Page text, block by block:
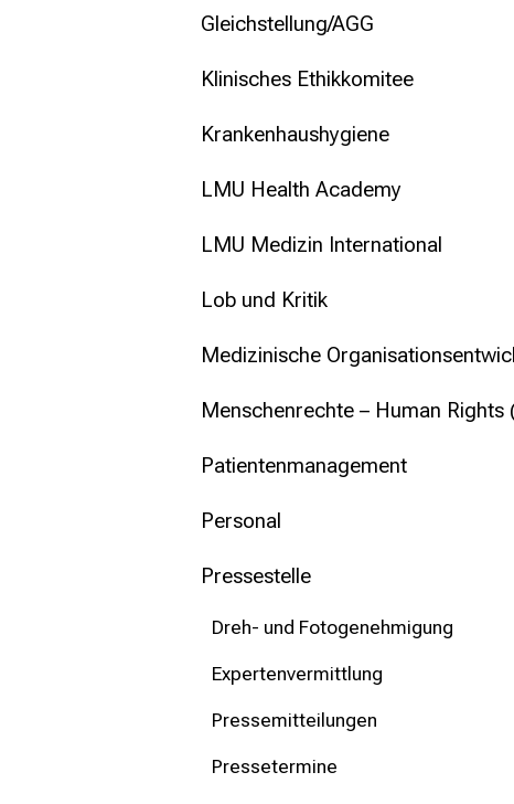
Gleichstellung/AGG
Klinisches Ethikkomitee
Krankenhaushygiene
LMU Health Academy
LMU Medizin International
Lob und Kritik
Medizinische
Menschenrechte – Human Rights
Patientenmanagement
Personal
Pressestelle
Dreh- und Fotogenehmigung
Expertenvermittlung
Pressemitteilungen
Pressetermine